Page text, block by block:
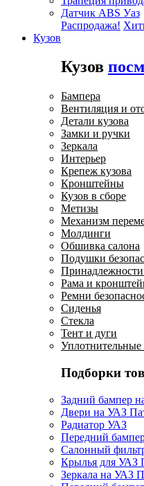
Датчик ABS Уаз
Распродажа!
Кузов
Кузов
Бампера
Вентиляция и
Детали кузова
Замки и ручки
Зеркала
Интерьер
Крепеж кузова
Кронштейны
Кузов в сборе
Метизы
Механизм
Молдинги
Обшивка салона
Подушки
Принадлежности
Рама и
Ремни
Сиденья
Стекла
Тент и дуги
Уплотнительные
Подборки
Задний бампер
Двери на УАЗ
Радиатор УАЗ
Передний
Салонный
Крылья для УАЗ
Зеркала на УАЗ